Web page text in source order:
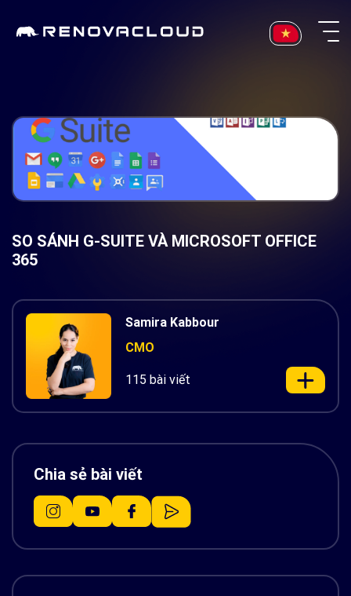
SO SÁNH G-SUITE VÀ MICROSOFT OFFICE
365
Samira Kabbour
CMO
115 bài viết
Chia sẻ bài viết